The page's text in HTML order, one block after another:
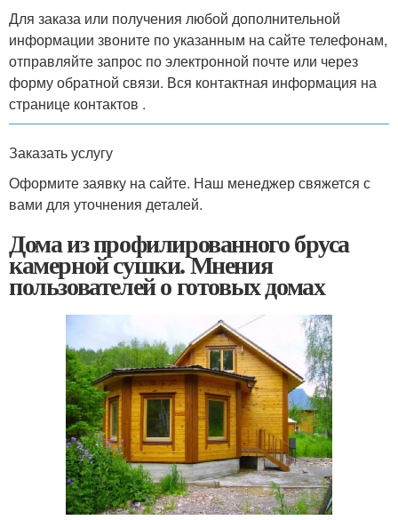
Для заказа или получения любой дополнительной
информации звоните по указанным на сайте телефонам,
отправляйте запрос по электронной почте или через
форму обратной связи. Вся контактная информация на
странице контактов .
Заказать услугу
Оформите заявку на сайте. Наш менеджер свяжется с
вами для уточнения деталей.
Дома из профилированного бруса
камерной сушки. Мнения
пользователей о готовых домах